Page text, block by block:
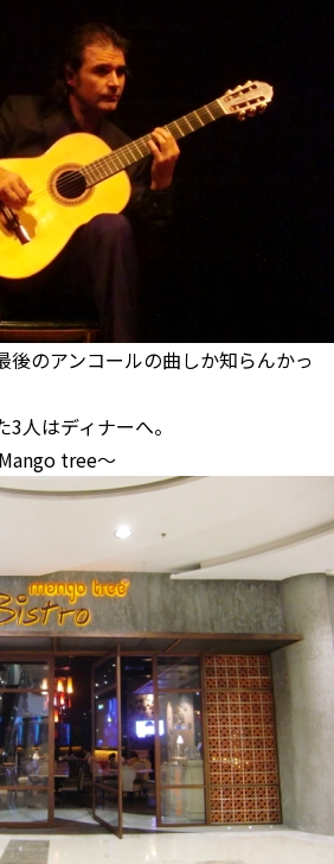
後のアンコールの曲しか知らんかっ
人はディナーへ。
tree～